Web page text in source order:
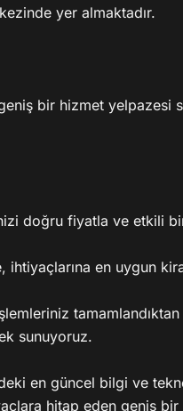
yer almaktadır.
bir hizmet yelpazesi
doğru fiyatla ve etkili
en uygun
sunuyoruz.
en güncel bilgi ve
hitap eden geniş